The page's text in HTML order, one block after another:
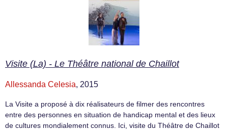
Visite (La) - Le Théâtre national de Chaillot
Allessanda Celesia, 2015
La Visite a proposé à dix réalisateurs de filmer des rencontres
entre des personnes en situation de handicap mental et des lieux
de cultures mondialement connus. Ici, visite du Théâtre de Chaillot